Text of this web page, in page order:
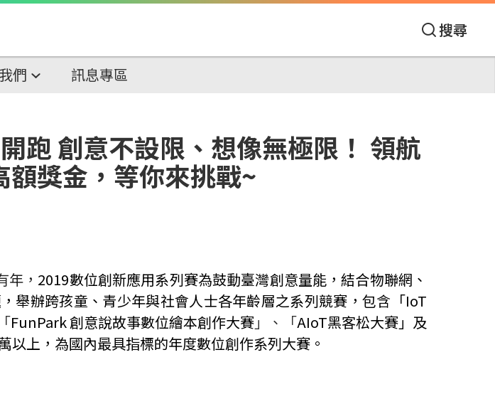
搜尋
們 訊息專區
跑 創意不設限、想像無極限！ 領航
獎金，等你來挑戰~
， 2019數位創新應用系列賽為鼓動臺灣創意量能，結合物聯網、
，舉辦跨孩童、青少年與社會人士各年齡層之系列競賽，包含「IoT
FunPark創意說故事數位繪本創作大賽」、「AIoT黑客松大賽」及
以上，為國內最具指標的年度數位創作系列大賽。